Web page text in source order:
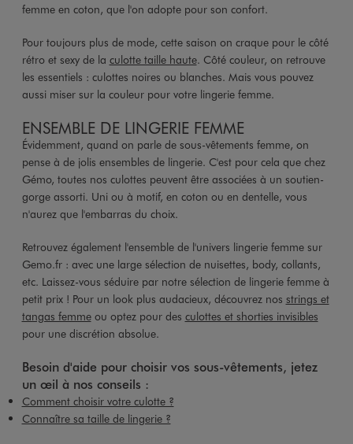
femme en coton, que l'on adopte pour son confort.
Pour toujours plus de mode, cette saison on craque pour le côté
rétro et sexy de la culotte taille haute. Côté couleur, on retrouve
les essentiels : culottes noires ou blanches. Mais vous pouvez
aussi miser sur la couleur pour votre lingerie femme.
ENSEMBLE DE LINGERIE FEMME
Évidemment, quand on parle de sous-vêtements femme, on
pense à de jolis ensembles de lingerie. C'est pour cela que chez
Gémo, toutes nos culottes peuvent être associées à un soutien-
gorge assorti. Uni ou à motif, en coton ou en dentelle, vous
n'aurez que l'embarras du choix.
Retrouvez également l'ensemble de l'univers lingerie femme sur
Gemo.fr : avec une large sélection de nuisettes, body, collants,
etc. Laissez-vous séduire par notre sélection de lingerie femme à
petit prix ! Pour un look plus audacieux, découvrez nos strings et
tangas femmeou optez pour des culottes et shorties invisibles
pour une discrétion absolue.
Besoin d'aide pour choisir vos sous-vêtements, jetez
un œil à nos conseils :
Comment choisir votre culotte ?
Connaître sa taille de lingerie ?